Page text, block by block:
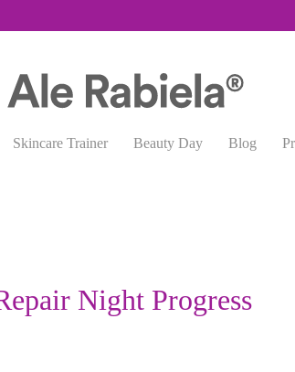
Skincare Trainer Beauty Day Blog
Night Progress